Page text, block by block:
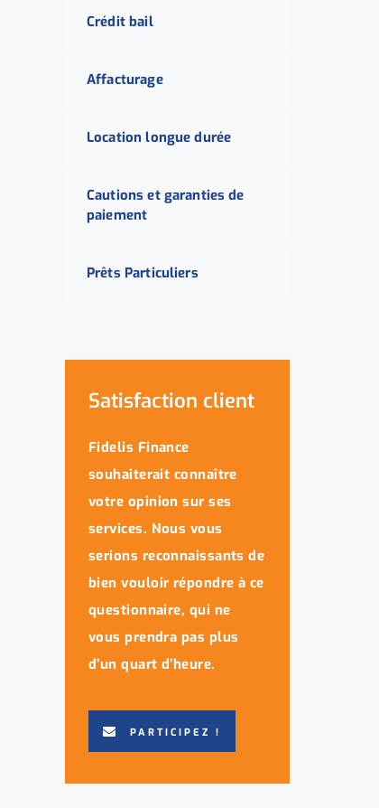
Crédit bail
Affacturage
Location longue durée
Cautions et garanties de
paiement
Prêts Particuliers
Satisfaction client
Fidelis Finance
souhaiterait connaître
votre opinion sur ses
services. Nous vous
serions reconnaissants de
bien vouloir répondre à ce
questionnaire, qui ne
vous prendra pas plus
d’un quart d’heure.
PARTICIPEZ !